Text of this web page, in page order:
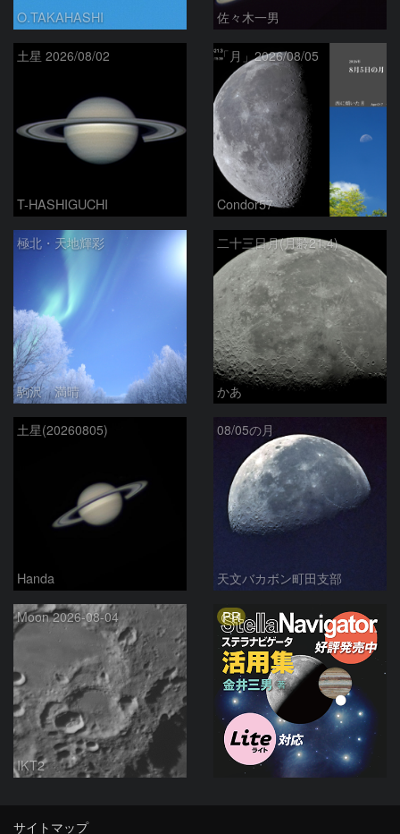
O.TAKAHASHI 佐々木一男
土星 2026/08/02
T-HASHIGUCHI
「月」2026/08/05
Condor57
極北・天地輝彩
駒沢 満晴
二十三日月(月齢21.4)
かあ
土星(20260805)
Handa
08/05の月
天文バカボン町田支部
Moon 2026-08-04
IKT2
PR
サイトマップ